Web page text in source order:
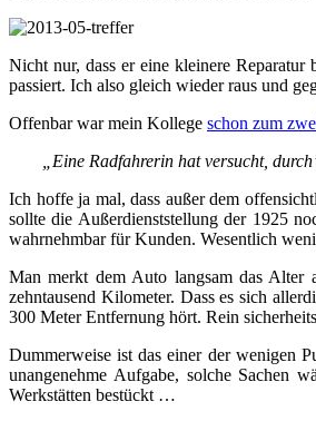
Nicht nur, dass er eine kleinere Reparatur
passiert. Ich also gleich wieder raus und
Offenbar war mein Kollege schon zum
„Eine Radfahrerin hat versucht,
Ich hoffe ja mal, dass außer dem
sollte die Außerdienststellung der 1925
wahrnehmbar für Kunden. Wesentlich
Man merkt dem Auto langsam das Alter
zehntausend Kilometer. Dass es sich
300 Meter Entfernung hört. Rein
Dummerweise ist das einer der wenigen
unangenehme Aufgabe, solche Sachen
Werkstätten bestückt …